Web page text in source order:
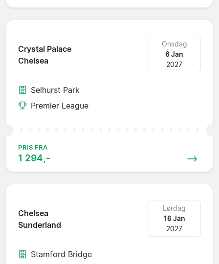
Crystal Palace
Chelsea
Onsdag
6 Jan
2027
Selhurst Park
Premier League
PRIS FRA
1 294,-
Chelsea
Sunderland
Lørdag
16 Jan
2027
Stamford Bridge